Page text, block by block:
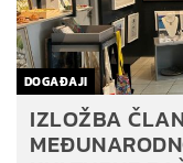
DOGAĐAJI
IZLOŽBA